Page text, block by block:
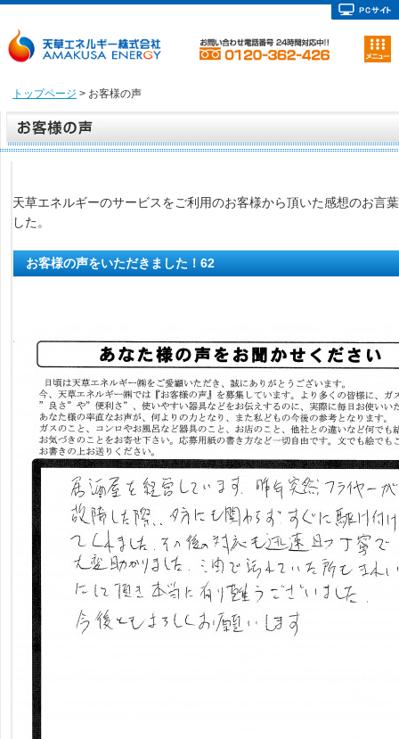
トップページ > お客様の声
天草エネルギーのサービスをご利用のお客様から頂いた感想のお言
した。
お客様の声をいただきました！62